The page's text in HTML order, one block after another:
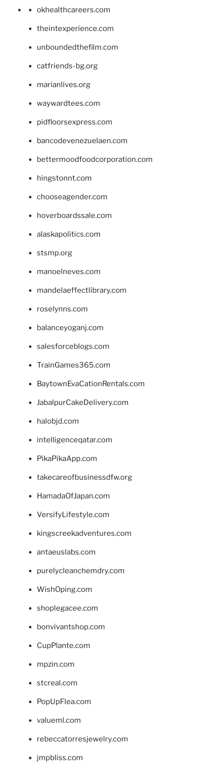
okhealthcareers.com
theintexperience.com
unboundedthefilm.com
catfriends-bg.org
marianlives.org
waywardtees.com
pidfloorsexpress.com
bancodevenezuelaen.com
bettermoodfoodcorporation.com
hingstonnt.com
chooseagender.com
hoverboardssale.com
alaskapolitics.com
stsmp.org
manoelneves.com
mandelaeffectlibrary.com
roselynns.com
balanceyoganj.com
salesforceblogs.com
TrainGames365.com
BaytownEvaCationRentals.com
JabalpurCakeDelivery.com
halobjd.com
intelligenceqatar.com
PikaPikaApp.com
takecareofbusinessdfw.org
HamadaOfJapan.com
VersifyLifestyle.com
kingscreekadventures.com
antaeuslabs.com
purelycleanchemdry.com
WishOping.com
shoplegacee.com
bonvivantshop.com
CupPlante.com
mpzin.com
stcreal.com
PopUpFlea.com
valueml.com
rebeccatorresjewelry.com
jmpbliss.com